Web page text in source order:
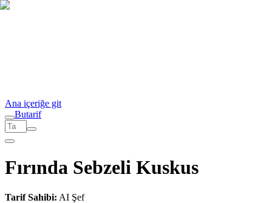
Ana içeriğe git
Butarif
Fırında Sebzeli Kuskus
Tarif Sahibi: AI Şef